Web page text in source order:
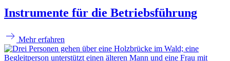
Instrumente für die Betriebsführung
Mehr erfahren